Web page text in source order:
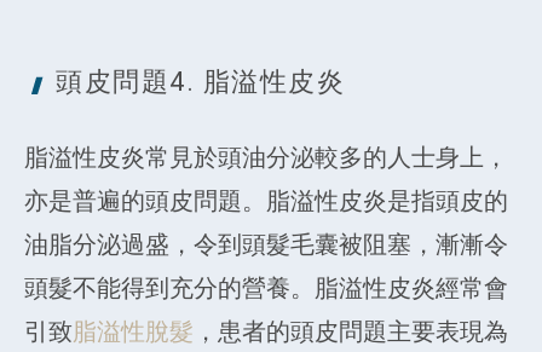
頭皮問題4. 脂溢性 皮炎
脂溢性皮炎常見於頭油分泌較多的人士身上，
亦是普遍的頭皮問題。脂溢性皮炎是指頭皮的
油脂分泌過盛，令到頭髮毛囊被阻塞，漸漸令
頭髮不能得到充分的營養。脂溢性皮炎經常會
引致脂溢性脫髮 ，患者的頭皮問題主要表現為